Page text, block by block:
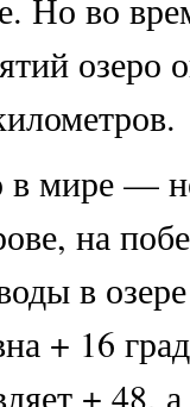
Но во
озеро
в мире —
на
в
+ 16
+ 48,